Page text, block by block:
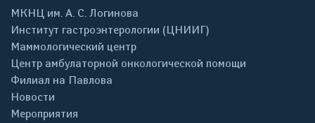
МКНЦ им. А. С. Логинова
Институт гастроэнтерологии (ЦНИИГ)
Маммологический центр
Центр амбулаторной онкологической помощи
Филиал на Павлова
Новости
Мероприятия